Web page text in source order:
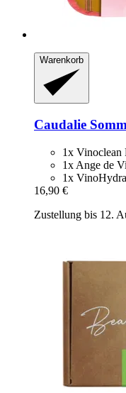
Warenkorb
Caudalie
1x Vinoclean
1x Ange de
1x
16,90 €
Zustellung bis 12.